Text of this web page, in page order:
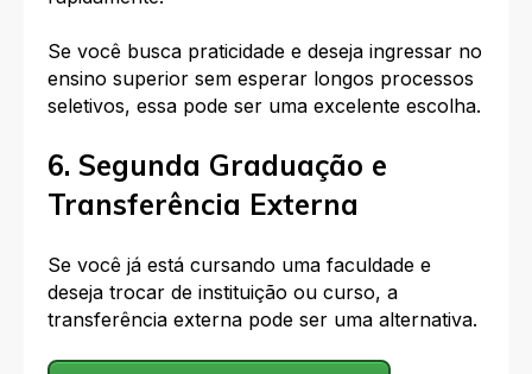
Se você busca praticidade e deseja ingressar no
ensino superior sem esperar longos processos
seletivos, essa pode ser uma excelente escolha.
6. Segunda Graduação e
Transferência Externa
Se você já está cursando uma faculdade e
deseja trocar de instituição ou curso, a
transferência externa pode ser uma alternativa.